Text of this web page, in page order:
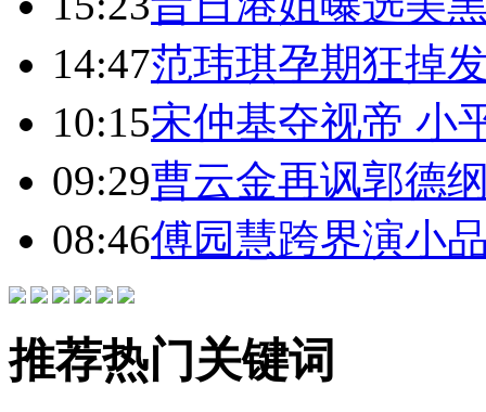
14:47范玮琪孕期狂掉
10:15宋仲基夺视帝 小
09:29曹云金再讽郭德
08:46傅园慧跨界演小
推荐热门关键词